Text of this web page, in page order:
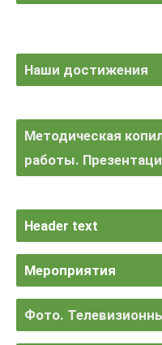
Наши достижения
Методическая
работы.
Header text
Мероприятия
Фото.